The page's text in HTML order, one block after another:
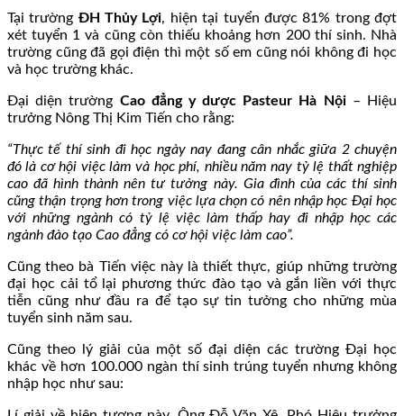
Tại trường ĐH Thủy Lợi, hiện tại tuyển được 81% trong đợt
xét tuyển 1 và cũng còn thiếu khoảng hơn 200 thí sinh. Nhà
trường cũng đã gọi điện thì một số em cũng nói không đi học
và học trường khác.
Đại diện trường Cao đẳng y dược Pasteur Hà Nội– Hiệu
trưởng Nông Thị Kim Tiến cho rằng:
“Thực tế thí sinh đi học ngày nay đang cân nhắc giữa 2 chuyện
đó là cơ hội việc làm và học phí, nhiều năm nay tỷ lệ thất nghiệp
cao đã hình thành nên tư tưởng này. Gia đình của các thí sinh
cũng thận trọng hơn trong việc lựa chọn có nên nhập học Đại học
với những ngành có tỷ lệ việc làm thấp hay đi nhập học các
ngành đào tạo Cao đẳng có cơ hội việc làm cao”.
Cũng theo bà Tiến việc này là thiết thực, giúp những trường
đại học cải tổ lại phương thức đào tạo và gắn liền với thực
tiễn cũng như đầu ra để tạo sự tin tưởng cho những mùa
tuyển sinh năm sau.
Cũng theo lý giải của một số đại diện các trường Đại học
khác về hơn 100.000 ngàn thí sinh trúng tuyển nhưng không
nhập học như sau: